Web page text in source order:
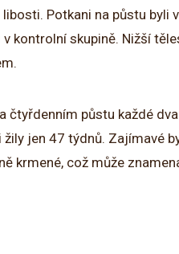
Potkani na půstu byli
kontrolní skupině. Nižší
čtyřdenním půstu každé
jen 47 týdnů. Zajímavé
krmené, což může